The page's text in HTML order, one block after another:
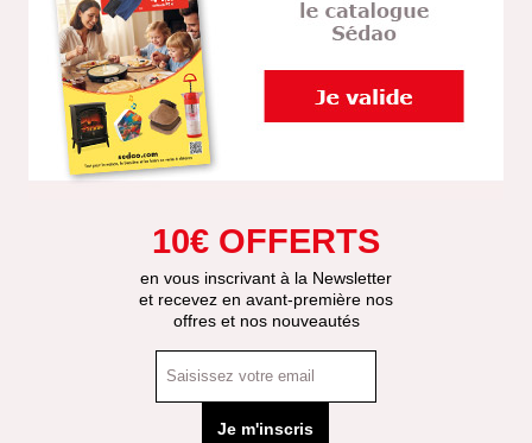
10€ OFFERTS
en vous inscrivant à la Newsletter
et recevez en avant-première nos
offres et nos nouveautés
Je m'inscris